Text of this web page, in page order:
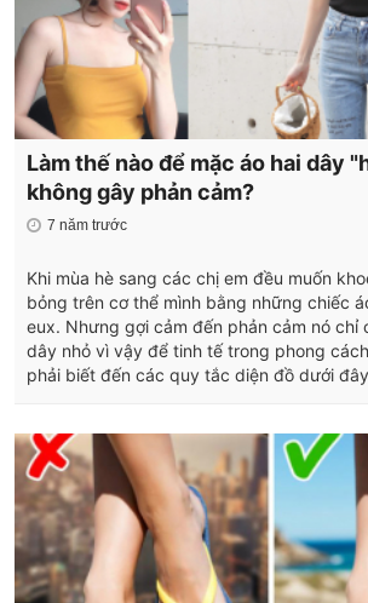
Làm thế nào để mặc áo hai dây
không gây phản cảm?
7 năm trước
Khi mùa hè sang các chị em đều muốn
bỏng trên cơ thể mình bằng những chiếc
eux. Nhưng gợi cảm đến phản cảm nó chỉ
dây nhỏ vì vậy để tinh tế trong phong
phải biết đến các quy tắc diện đồ dưới